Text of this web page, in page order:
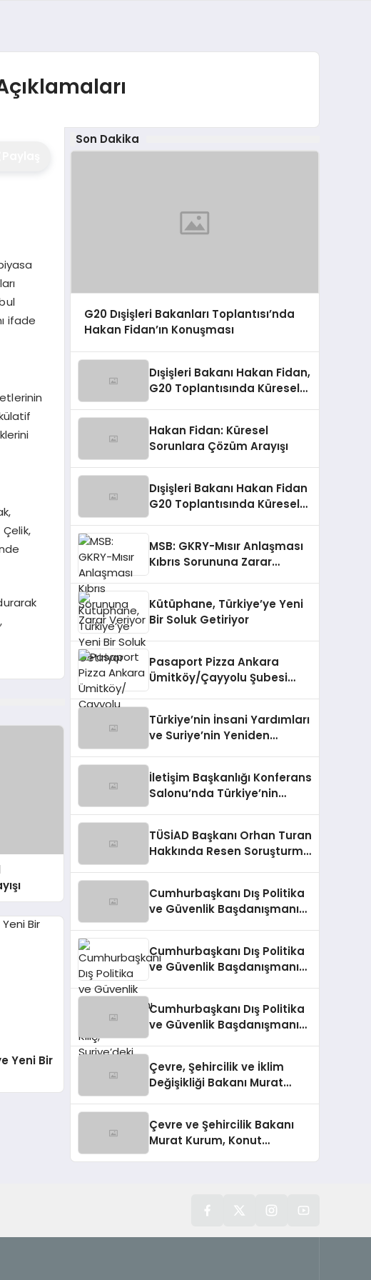
ifade
Yeni Bir
Son Dakika
G20 Dışişleri Bakanları Toplantısı’nda
Hakan Fidan’ın Konuşması
Dışişleri Bakanı Hakan Fidan,
G20 Toplantısında Küresel
Hakan Fidan: Küresel
Sorunlara Çözüm Arayışı
Dışişleri Bakanı Hakan Fidan
G20 Toplantısında Küresel
MSB: GKRY-Mısır Anlaşması
Kıbrıs Sorununa Zarar
Kütüphane, Türkiye’ye Yeni
Bir Soluk Getiriyor
Pasaport Pizza Ankara
Ümitköy/Çayyolu Şubesi
Türkiye’nin İnsani Yardımları
ve Suriye’nin Yeniden
İletişim Başkanlığı Konferans
Salonu’nda Türkiye’nin
TÜSİAD Başkanı Orhan Turan
Hakkında Resen Soruşturma
Cumhurbaşkanı Dış Politika
ve Güvenlik Başdanışmanı
Cumhurbaşkanı Dış Politika
ve Güvenlik Başdanışmanı
Değerlendirdi
Cumhurbaşkanı Dış Politika
ve Güvenlik Başdanışmanı
Açıklamalar
Çevre, Şehircilik ve İklim
Değişikliği Bakanı Murat
Çevre ve Şehircilik Bakanı
Murat Kurum, Konut